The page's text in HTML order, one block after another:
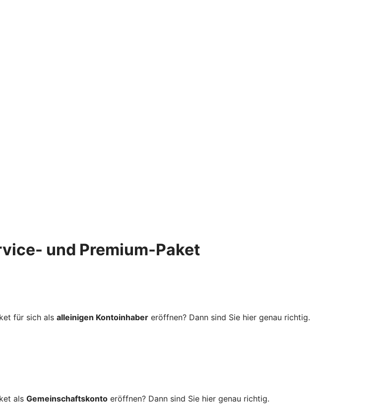
und Premium-Paket
für sich als alleinigen Kontoinhaber eröffnen? Dann sind Sie hier genau richtig.
als Gemeinschaftskonto eröffnen? Dann sind Sie hier genau richtig.